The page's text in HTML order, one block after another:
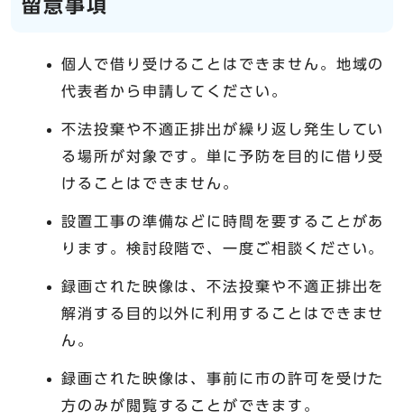
留意事項
個人で借り受けることはできません。地域の
代表者から申請してください。
不法投棄や不適正排出が繰り返し発生してい
る場所が対象です。単に予防を目的に借り受
けることはできません。
設置工事の準備などに時間を要することがあ
ります。検討段階で、一度ご相談ください。
録画された映像は、不法投棄や不適正排出を
解消する目的以外に利用することはできませ
ん。
録画された映像は、事前に市の許可を受けた
方のみが閲覧することができます。